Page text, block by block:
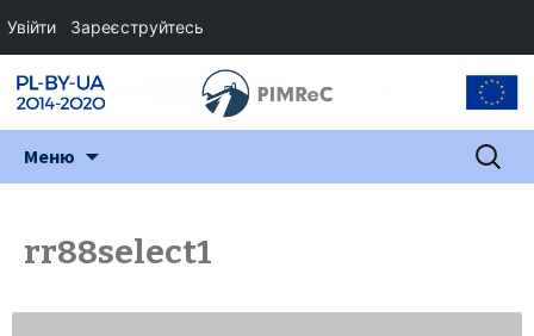
Меню Пошук:
rr88select1
Увійти Зареєструйтесь